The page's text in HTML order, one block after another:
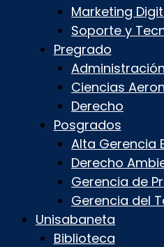
Marketing
Soporte y
Pregrado
Ciencias
Derecho
Posgrados
Alta Gerencia
Derecho
Gerencia de
Gerencia del
Unisabaneta
Biblioteca